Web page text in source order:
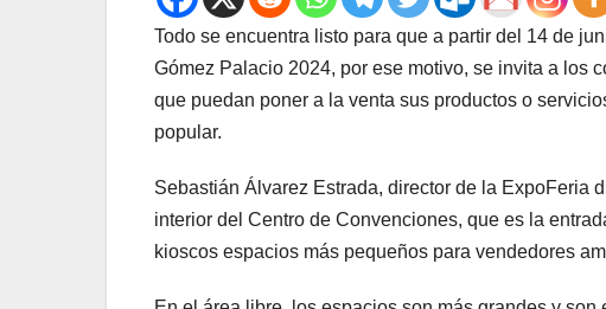
Todo se encuentra listo para que a partir del 14 de
Gómez Palacio 2024, por ese motivo, se invita a los
que puedan poner a la venta sus productos o
popular.
Sebastián Álvarez Estrada, director de la ExpoFeria
interior del Centro de Convenciones, que es la
kioscos espacios más pequeños para vendedores